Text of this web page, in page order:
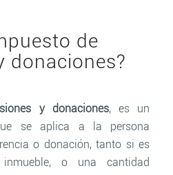
de
donaciones?
y donaciones, es un
se aplica a la persona
o donación, tanto si es
o una cantidad